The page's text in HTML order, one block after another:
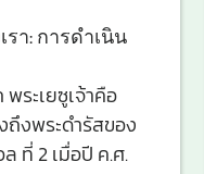
า: การดำเนิน
ระเยซูเจ้าคือ
ถึงพระดำรัสของ
ที่ 2 เมื่อปี ค.ศ.